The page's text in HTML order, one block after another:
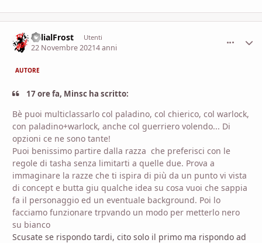
BelialFrost Utenti
22 Novembre 20214 anni
AUTORE
17 ore fa, Minsc ha scritto:
Bè puoi multiclassarlo col paladino, col chierico, col warlock,
con paladino+warlock, anche col guerriero volendo... Di
opzioni ce ne sono tante!
Puoi benissimo partire dalla razza che preferisci con le
regole di tasha senza limitarti a quelle due. Prova a
immaginare la razze che ti ispira di più da un punto vi vista
di concept e butta giu qualche idea su cosa vuoi che sappia
fa il personaggio ed un eventuale background. Poi lo
facciamo funzionare trpvando un modo per metterlo nero
su bianco
Scusate se rispondo tardi, cito solo il primo ma rispondo ad